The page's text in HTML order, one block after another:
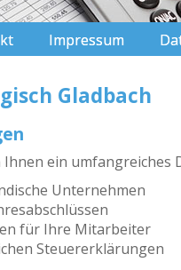
Impressum
Gladbach
ein umfangreiches
Unternehmen
für Ihre Mitarbeiter
Steuererklärungen